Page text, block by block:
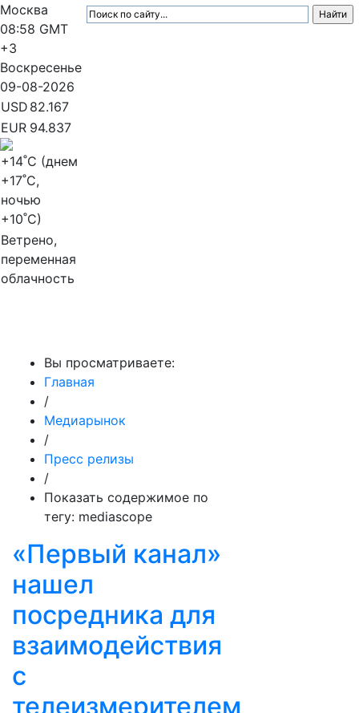
Москва
08:58 GMT
+3
Воскресенье
09-08-2026
USD 82.167
EUR 94.837
+14˚C (днем
+17˚C,
ночью
+10˚C)
Ветрено,
переменная
облачность
Вы просматриваете:
Главная
/
Медиарынок
/
Пресс релизы
/
Показать содержимое по
тегу: mediascope
«Первый канал»
нашел
посредника для
взаимодействия
с
телеизмерителем